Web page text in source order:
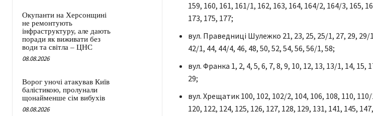
Окупанти на Херсонщині
не ремонтують
інфраструктуру, але дають
поради як виживати без
води та світла – ЦНС
08.08.2026
Ворог уночі атакував Київ
балістикою, пролунали
щонайменше сім вибухів
08.08.2026
159, 160, 161, 161/1, 162, 163, 164, 164/2, 164/3, 165,
173, 175, 177;
вул. Праведниці Шулежко 21, 23, 25, 25/1, 27, 29, 29/
42/1, 44, 44/4, 46, 48, 50, 52, 54, 56, 56/1, 58;
вул. Франка 1, 2, 4, 5, 6, 7, 8, 9, 10, 12, 13, 13/1, 14, 15,
29;
вул. Хрещатик 100, 102, 102/2, 104, 106, 108, 110,
120, 122, 124, 125, 126, 127, 128, 129, 131, 141, 145,